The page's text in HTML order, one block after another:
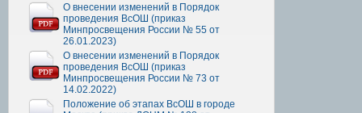
О внесении изменений в Порядок
проведения ВсОШ (приказ
Минпросвещения России № 55 от
26.01.2023)
О внесении изменений в Порядок
проведения ВсОШ (приказ
Минпросвещения России № 73 от
14.02.2022)
Положение об этапах ВсОШ в городе